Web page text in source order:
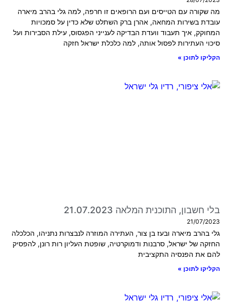
מה שקורה עם הטייסים ועם הרופאים זו חרפה, למה גלי בהרב מיארה
עובדת בשירות המחאה, אהרן ברק השתלט שלא כדין על סמכויות
המחוקק, איך תעבוד וועדת הבדיקה לענייני הפגסוס, עילת הסבירות ועל
סיכוי העתירות לפסול אותה, למה כלכלת ישראל חזקה
הקליקו לתוכן »
בלי חשבון, התוכנית המלאה 21.07.2023
21/07/2023
גלי בהרב מיארה ובעז בן צור, העתירה המוזרה לנבצרות נתניהו, הכלכלה
החזקה של ישראל, סרבנות ודמוקרטיה, שופטת העליון רות רונן, להפסיק
להם את הפנסיה התקציבית
הקליקו לתוכן »